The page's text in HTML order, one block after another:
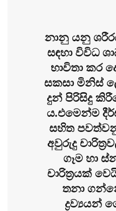
නානු යනු
සඳහා විවිධ
භාවිතා කර
සකසා මිනිස්
දුන් පිරිසිදු
ය.එමෙන්ම
සහිත
අවුරුදු
ගෑම හා
චාරිත්‍රයක්
තනා
ද්‍රව්‍යයන්